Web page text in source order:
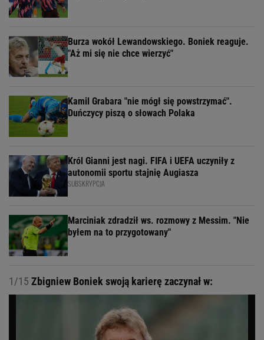
Burza wokół Lewandowskiego. Boniek reaguje.
"Aż mi się nie chce wierzyć"
Kamil Grabara "nie mógł się powstrzymać".
Duńczycy piszą o słowach Polaka
Król Gianni jest nagi. FIFA i UEFA uczyniły z
autonomii sportu stajnię Augiasza
SUBSKRYPCJA
Marciniak zdradził ws. rozmowy z Messim. "Nie
byłem na to przygotowany"
1/15 Zbigniew Boniek swoją karierę zaczynał w: